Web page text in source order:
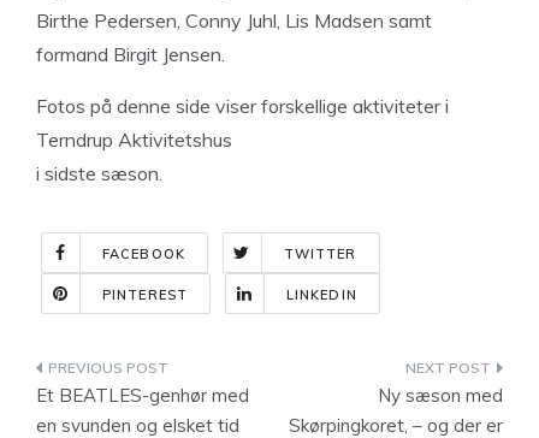
Birthe Pedersen, Conny Juhl, Lis Madsen samt
formand Birgit Jensen.
Fotos på denne side viser forskellige aktiviteter i
Terndrup Aktivitetshus
i sidste sæson.
FACEBOOK TWITTER
PINTEREST LINKEDIN
Indlægsnavigation
Et BEATLES-genhør med
en svunden og elsket tid
Ny sæson med
Skørpingkoret, – og der er